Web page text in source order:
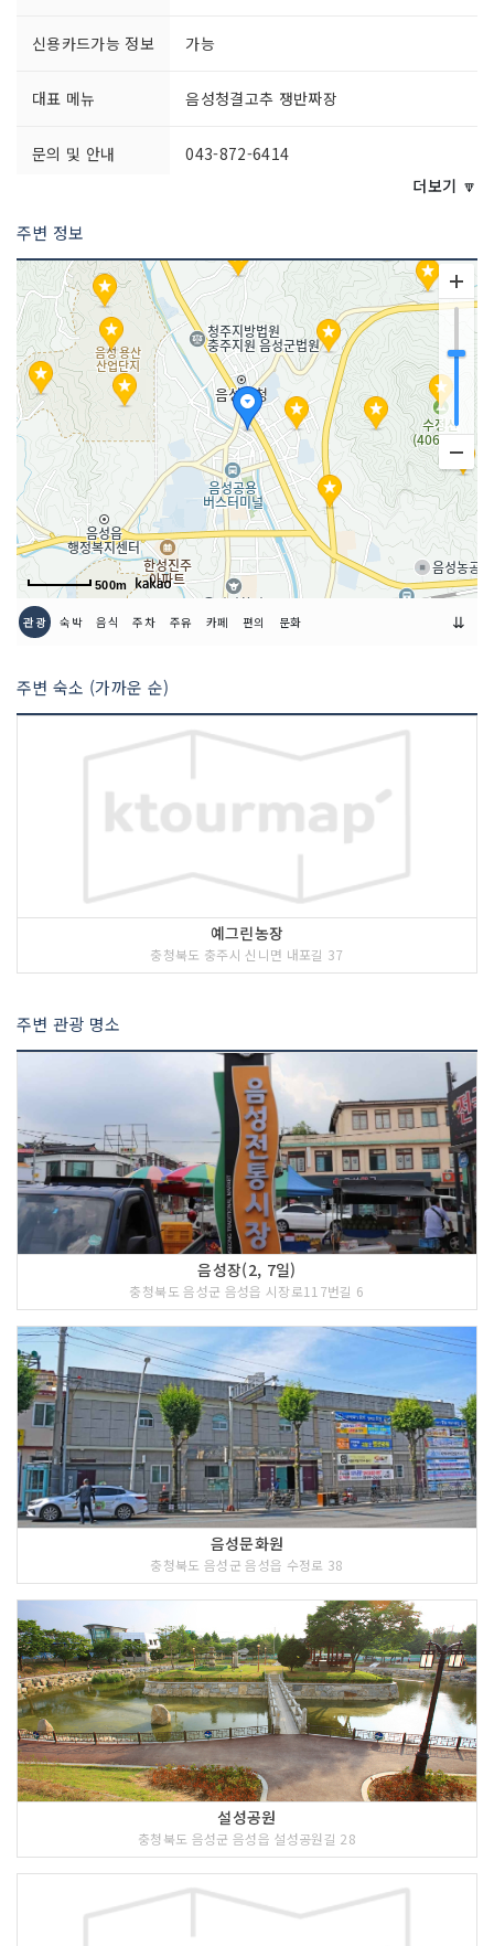
신용카드가능 정보 가능
대표 메뉴 음성청결고추 쟁반짜장
문의 및 안내 043-872-6414
- 마지막 주문 20:00
포장 가능 가능
주차시설
가능
요금 (무료)
쉬는날
매주 일요일
※ 장날 일요일은 점심시간만 영업 (전화
문의)
금연/흡연 여부 모두 금연석
취급 메뉴 간짜장 / 짜장면 / 짬뽕 등
더보기 🔽
주변 정보
500m
관광 숙박 음식 주차 주유 카페 편의 문화 ⇊
주변 숙소 (가까운 순)
예그린농장
충청북도 충주시 신니면 내포길 37
주변 관광 명소
음성장(2, 7일)
충청북도 음성군 음성읍 시장로117번길 6
음성문화원
충청북도 음성군 음성읍 수정로 38
설성공원
충청북도 음성군 음성읍 설성공원길 28